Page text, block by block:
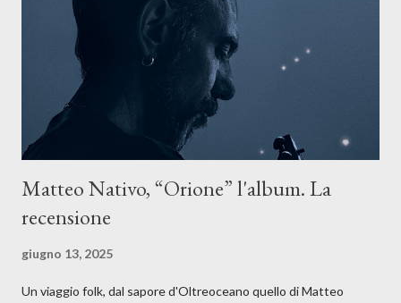
anche quando l’aria sembra farsi più densa. Il brano è anche una
dichiarazione d’intenti: Cico Messina apre il suo nuovo percorso
artistico con una composizi...
Matteo Nativo, “Orione” l'album. La
recensione
giugno 13, 2025
Un viaggio folk, dal sapore d'Oltreoceano quello di Matteo